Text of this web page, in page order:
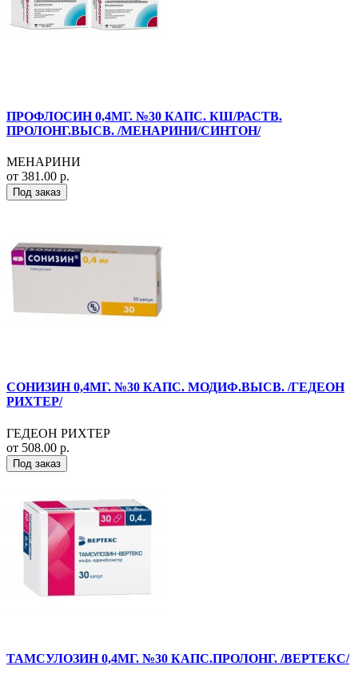
ПРОФЛОСИН 0,4МГ. №30 КАПС. КШ/РАСТВ.
ПРОЛОНГ.ВЫСВ. /МЕНАРИНИ/СИНТОН/
МЕНАРИНИ
от 381.00 р.
Под заказ
СОНИЗИН 0,4МГ. №30 КАПС. МОДИФ.ВЫСВ. /ГЕДЕОН
РИХТЕР/
ГЕДЕОН РИХТЕР
от 508.00 р.
Под заказ
ТАМСУЛОЗИН 0,4МГ. №30 КАПС.ПРОЛОНГ. /ВЕРТЕКС/